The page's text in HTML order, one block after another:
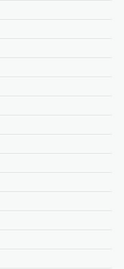
ക്വിറ്റ് ഇന്ത്യാ
വാർഷിക ദിനത്തിൽ
സേനാനികൾക്ക്
വരും
,രാഷ്ട്രീയം
രാജിവെച്ചത്
ധർമേന്ദ്ര